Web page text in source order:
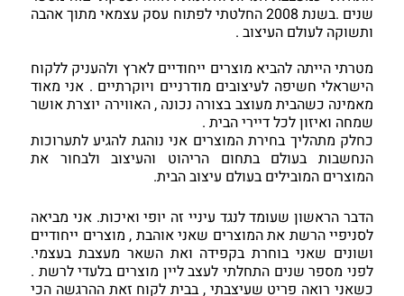
שנים .
ותשוקה לעולם העיצוב .
הישראלי חשיפה לעיצובים מודרניים ויוקרתיים . אני מאוד
שמחה ואיזון לכל דיירי הבית .
המוצרים המובילים בעולם עיצוב הבית.
ושונים שאני בוחרת בקפידה ואת השאר מעצבת בעצמי.
לפני מספר שנים התחלתי לעצב ליין מוצרים בלעדי לרשת .